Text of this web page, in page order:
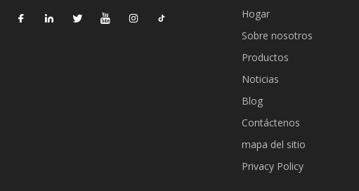
Hogar
Sobre nosotros
Productos
Noticias
Blog
Contáctenos
mapa del sitio
Privacy Policy